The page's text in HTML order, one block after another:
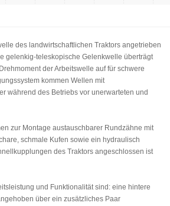
des landwirtschaftlichen Traktors angetrieben
gelenkig-teleskopische Gelenkwelle überträgt
der Arbeitswelle auf für schwere
kommen Wellen mit
während des Betriebs vor unerwarteten und
zur Montage austauschbarer Rundzähne mit
schmale Kufen sowie ein hydraulisch
des Traktors angeschlossen ist
und Funktionalität sind: eine hintere
über ein zusätzliches Paar